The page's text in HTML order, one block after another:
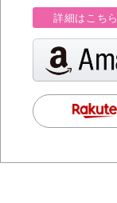
詳細はこちら